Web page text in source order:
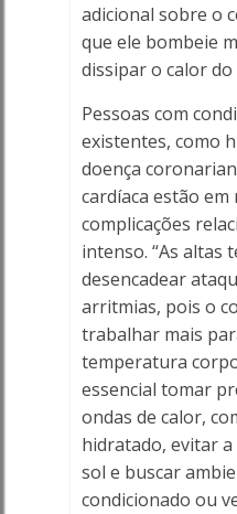
adicional sobre o
que ele bombeie
dissipar o calor do
Pessoas com
existentes, como
doença
cardíaca estão em
complicações
intenso. “As altas
desencadear
arritmias, pois o
trabalhar mais
temperatura
essencial tomar
ondas de calor,
hidratado, evitar
sol e buscar
condicionado ou